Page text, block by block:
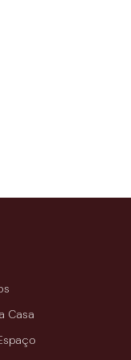
Casa